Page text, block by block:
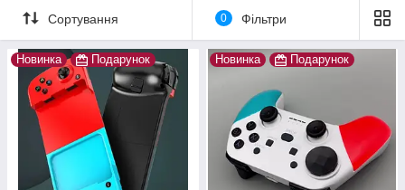
Сортування 0 Фільтри
Новинка Подарунок Новинка Подарунок